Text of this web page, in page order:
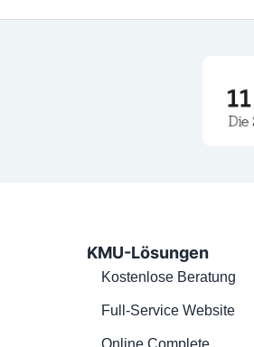
KMU-Lösungen
Kostenlose Beratung
Full-Service Website
Online Complete